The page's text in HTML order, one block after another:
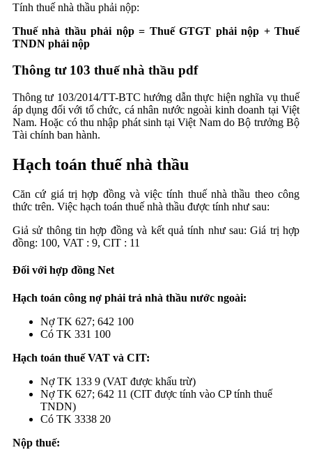
Tính thuế nhà thầu phải nộp:
Thuế nhà thầu phải nộp = Thuế GTGT phải nộp + Thuế
TNDN phải nộp
Thông tư 103 thuế nhà thầu pdf
Thông tư 103/2014/TT-BTC hướng dẫn thực hiện nghĩa vụ thuế
áp dụng đối với tổ chức, cá nhân nước ngoài kinh doanh tại Việt
Nam. Hoặc có thu nhập phát sinh tại Việt Nam do Bộ trưởng Bộ
Tài chính ban hành.
Hạch toán thuế nhà thầu
Căn cứ giá trị hợp đồng và việc tính thuế nhà thầu theo công
thức trên. Việc hạch toán thuế nhà thầu được tính như sau:
Giả sử thông tin hợp đồng và kết quả tính như sau: Giá trị hợp
đồng: 100, VAT : 9, CIT : 11
Đối với hợp đồng Net
Hạch toán công nợ phải trả nhà thầu nước ngoài:
Nợ TK 627; 642 100
Có TK 331 100
Hạch toán thuế VAT và CIT:
Nợ TK 133 9 (VAT được khấu trừ)
Nợ TK 627; 642 11 (CIT được tính vào CP tính thuế
TNDN)
Có TK 3338 20
Nộp thuế: